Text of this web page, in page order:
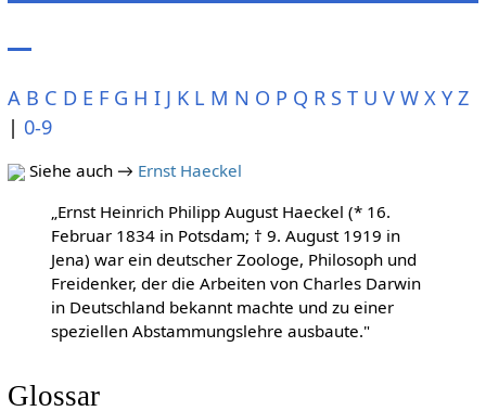
A B C D E F G H I J K L M N O P Q R S T U V W X Y Z
| 0-9
Siehe auch → Ernst Haeckel
„Ernst Heinrich Philipp August Haeckel (* 16.
Februar 1834 in Potsdam; † 9. August 1919 in
Jena) war ein deutscher Zoologe, Philosoph und
Freidenker, der die Arbeiten von Charles Darwin
in Deutschland bekannt machte und zu einer
speziellen Abstammungslehre ausbaute."
Glossar